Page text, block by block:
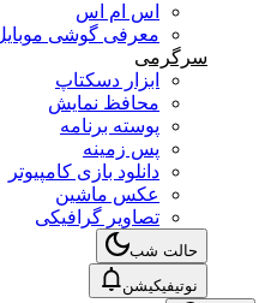
اس ام اس
معرفی گوشی
سرگرمی
ابزار دسکتاپ
محافظ نمایش
پوسته برنامه
پس زمینه
دانلود بازی کامپیوتر
عکس ماشین
تصاویر گرافیکی
حالت شب
نوتیفیکیشن